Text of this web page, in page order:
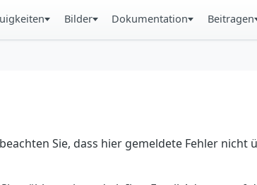
Bilder Dokumentation Beitragen
Sie, dass hier gemeldete Fehler